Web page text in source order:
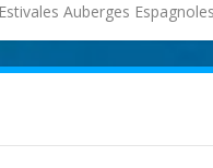
Auberges